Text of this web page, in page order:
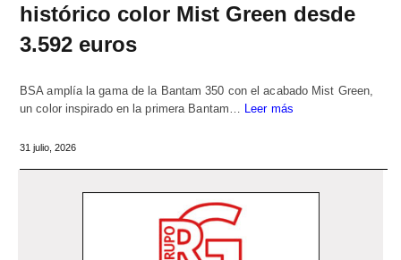
histórico color Mist Green desde
3.592 euros
BSA amplía la gama de la Bantam 350 con el acabado Mist Green,
un color inspirado en la primera Bantam…
Leer más
31 julio, 2026